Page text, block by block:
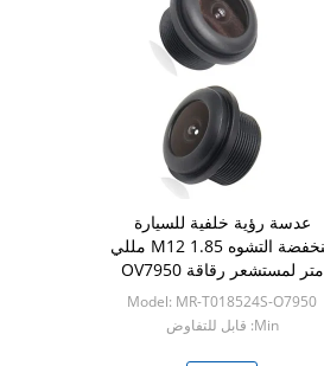
عدسة رؤية خلفية للسيارة
منخفضة التشوه M12 1.85 مللي
متر لمستشعر رقاقة OV7950
Model: MR-T018524S-O7950
Min: قابل للتفاوض